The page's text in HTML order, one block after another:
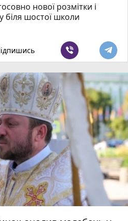
нової розмітки і
біля шостої школи